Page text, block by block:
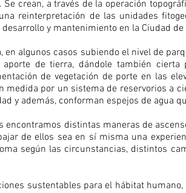
crean, a través de la operación
reinterpretación de las unidades
y mantenimiento en la Ciudad
algunos casos subiendo el nivel de
de tierra, dándole también
de vegetación de porte en las
medida por un sistema de reservorios a
y además, conforman espejos de agua
distintas maneras de
de ellos sea en sí misma una
según las circunstancias, distintos
sustentables para el hábitat